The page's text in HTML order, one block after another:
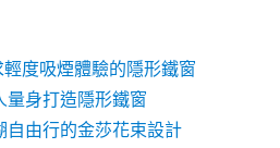
度吸煙體驗的隱形鐵窗
量身打造隱形鐵窗
自由行的金莎花束設計